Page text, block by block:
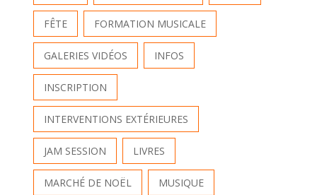
FÊTE FORMATION MUSICALE
GALERIES VIDÉOS INFOS
INSCRIPTION
INTERVENTIONS EXTÉRIEURES
JAM SESSION LIVRES
MARCHÉ DE NOËL MUSIQUE